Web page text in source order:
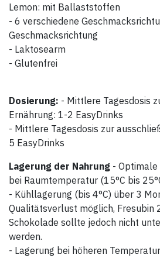
Lemon: mit Ballaststoffen
- 6 verschiedene
Geschmacksrichtung
- Laktosearm
- Glutenfrei
Dosierung: - Mittlere Tagesdosis
Ernährung: 1-2 EasyDrinks
- Mittlere Tagesdosis zur
5 EasyDrinks
Lagerung der Nahrung - Optimale
bei Raumtemperatur (15°C bis
- Kühllagerung (bis 4°C) über 3
Qualitätsverlust möglich, Fresubin
Schokolade sollte jedoch nicht
werden.
- Lagerung bei höheren